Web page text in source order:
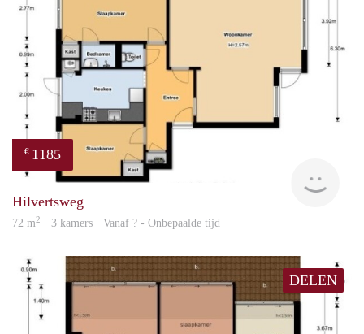
€ 1185
Hilvertsweg
72 m2 · 3 kamers · Vanaf ? - Onbepaalde tijd
DELEN